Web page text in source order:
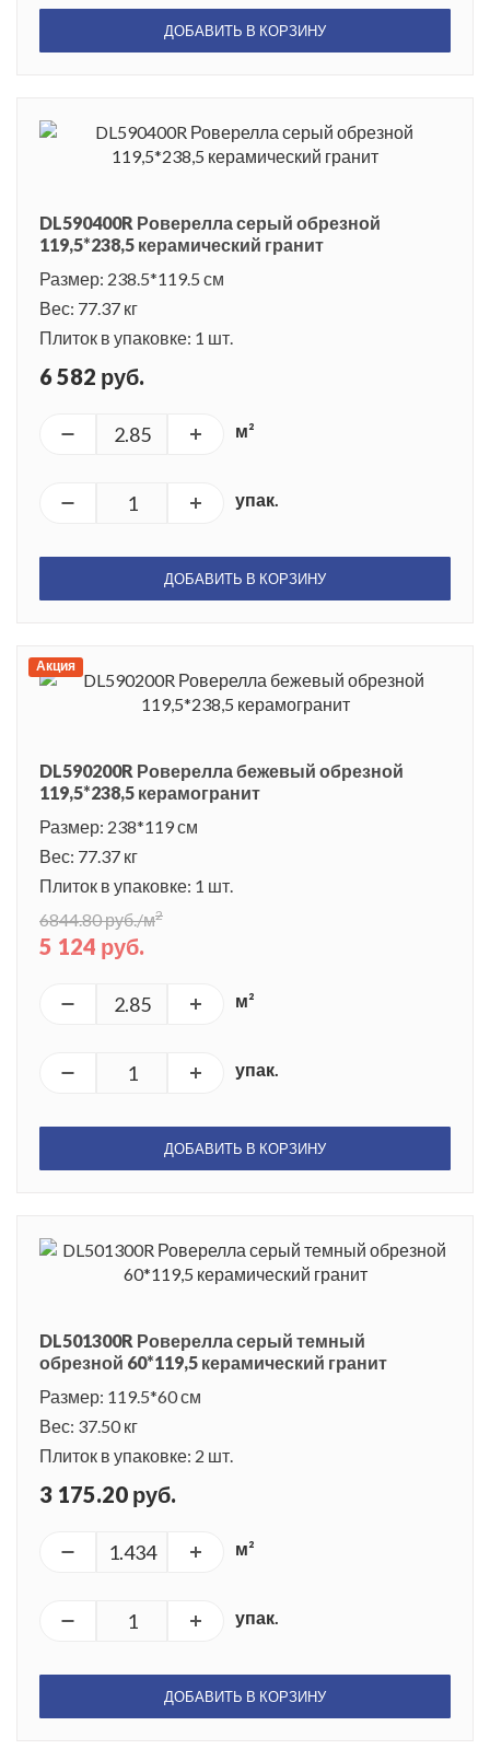
ДОБАВИТЬ В КОРЗИНУ
DL590400R Роверелла серый обрезной
119,5*238,5 керамический гранит
Размер: 238.5*119.5 см
Вес: 77.37 кг
Плиток в упаковке: 1 шт.
6 582 руб.
м²
упак.
ДОБАВИТЬ В КОРЗИНУ
Акция
DL590200R Роверелла бежевый обрезной
119,5*238,5 керамогранит
Размер: 238*119 см
Вес: 77.37 кг
Плиток в упаковке: 1 шт.
6844.80 руб./м2
5 124 руб.
м²
упак.
ДОБАВИТЬ В КОРЗИНУ
DL501300R Роверелла серый темный
обрезной 60*119,5 керамический гранит
Размер: 119.5*60 см
Вес: 37.50 кг
Плиток в упаковке: 2 шт.
3 175.20 руб.
м²
упак.
ДОБАВИТЬ В КОРЗИНУ